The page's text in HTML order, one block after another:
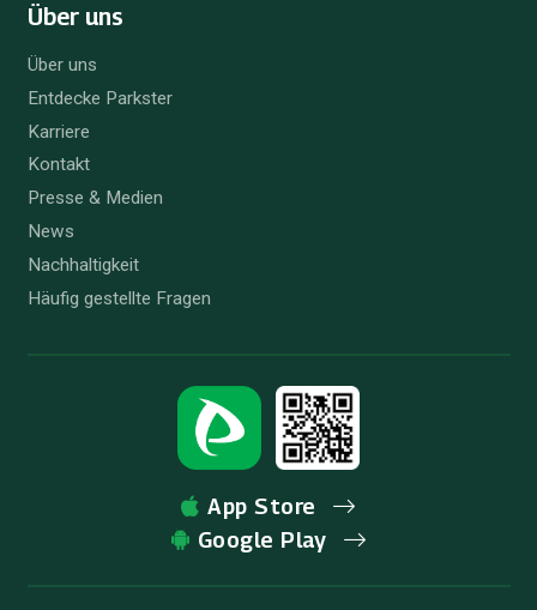
Über uns
Über uns
Entdecke Parkster
Karriere
Kontakt
Presse & Medien
News
Nachhaltigkeit
Häufig gestellte Fragen
App Store
Google Play